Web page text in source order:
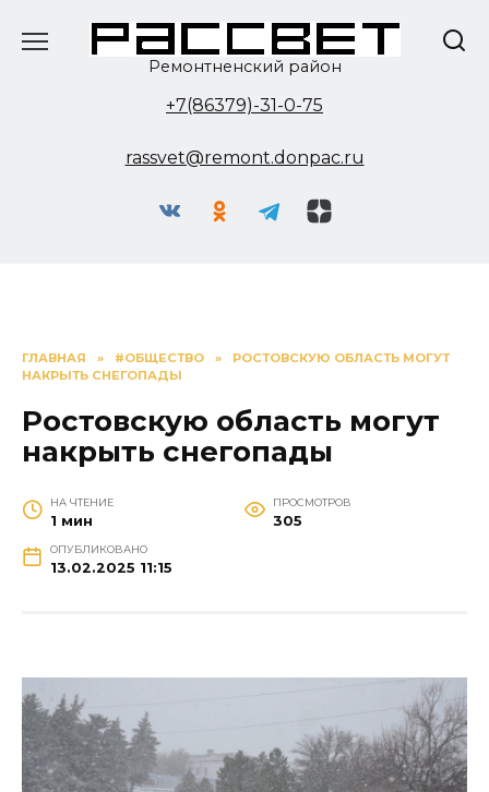
Ремонтненский район
+7(86379)-31-0-75
rassvet@remont.donpac.ru
ГЛАВНАЯ » #ОБЩЕСТВО »
РОСТОВСКУЮ ОБЛАСТЬ МОГУТ
НАКРЫТЬ СНЕГОПАДЫ
Ростовскую область могут
накрыть снегопады
НА ЧТЕНИЕ
1 мин
ПРОСМОТРОВ
305
ОПУБЛИКОВАНО
13.02.2025 11:15